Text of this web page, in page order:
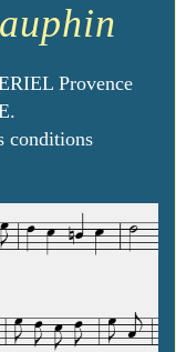
Provence
conditions